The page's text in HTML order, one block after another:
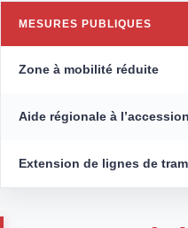
MESURES PUBLIQUES
Zone à mobilité réduite
Aide régionale à l’accession
Extension de lignes de tram